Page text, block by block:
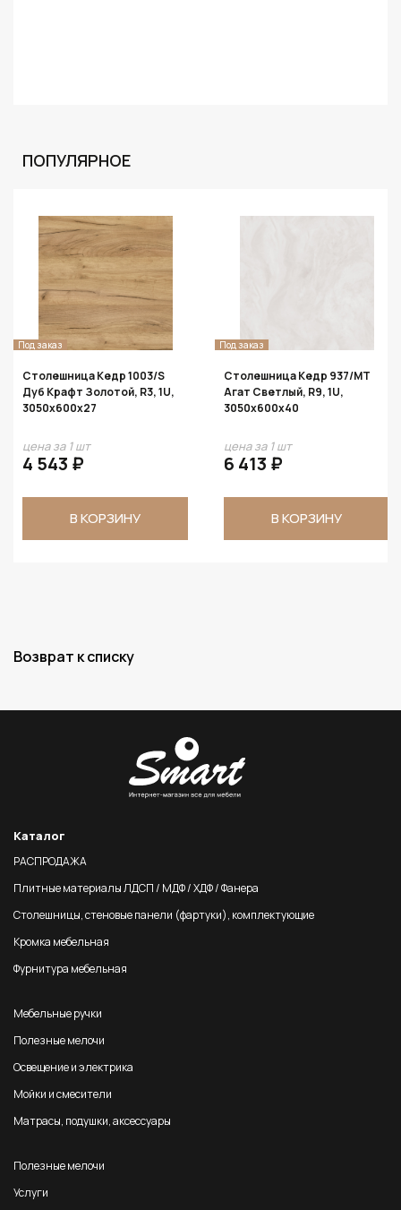
ПОПУЛЯРНОЕ
Под заказ
Столешница Кедр 937/MT
Агат Светлый, R9, 1U,
3050х600х40
цена за 1 шт
6 413 ₽
В КОРЗИНУ
В наличии
Столешница Кедр 1533/S
Сосна Бетонная, R3, 1U,
3050х600х27
цена за 1 шт
2 725 ₽
В КОРЗИНУ
Возврат к списку
Каталог
РАСПРОДАЖА
Плитные материалы ЛДСП / МДФ / ХДФ / Фанера
Столешницы, стеновые панели (фартуки), комплектующие
Кромка мебельная
Фурнитура мебельная
Мебельные ручки
Полезные мелочи
Освещение и электрика
Мойки и смесители
Матрасы, подушки, аксессуары
Полезные мелочи
Услуги